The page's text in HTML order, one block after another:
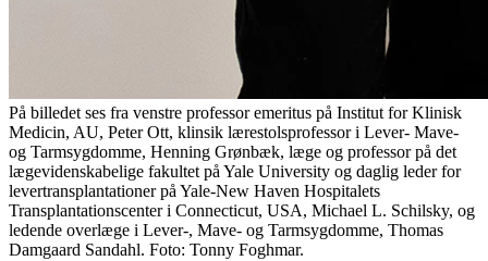
På billedet ses fra venstre professor emeritus på Institut for Klinisk
Medicin, AU, Peter Ott, klinsik lærestolsprofessor i Lever- Mave-
og Tarmsygdomme, Henning Grønbæk, læge og professor på det
lægevidenskabelige fakultet på Yale University og daglig leder for
levertransplantationer på Yale-New Haven Hospitalets
Transplantationscenter i Connecticut, USA, Michael L. Schilsky, og
ledende overlæge i Lever-, Mave- og Tarmsygdomme, Thomas
Damgaard Sandahl. Foto: Tonny Foghmar.